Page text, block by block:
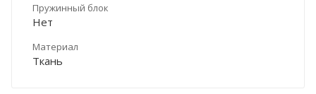
Пружинный блок
Нет
Материал
Ткань